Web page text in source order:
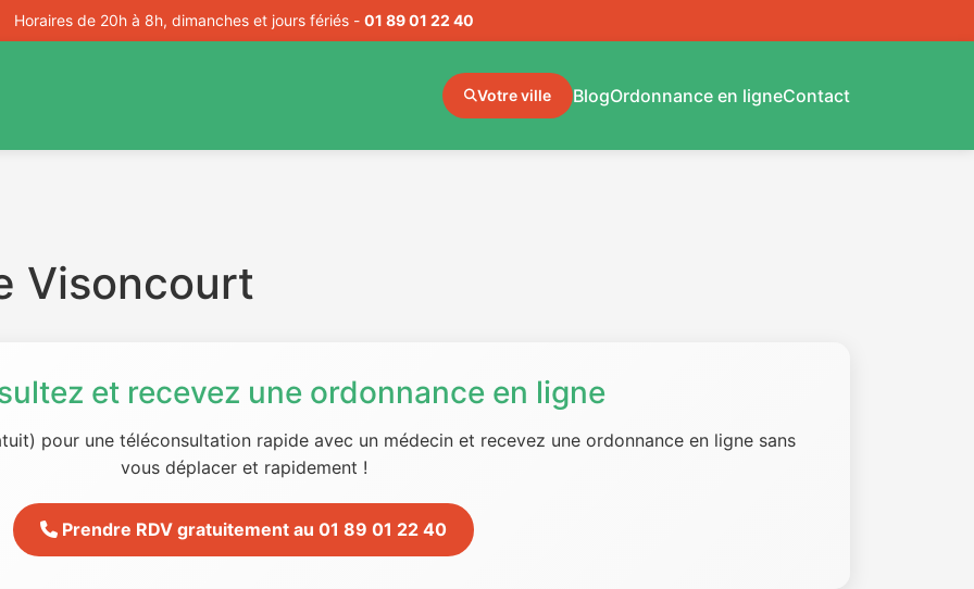
Horaires de 20h à 8h, dimanches et jours fériés - 01 89 01 22 40
Votre ville BlogOrdonnance en ligneContact
Visoncourt
et recevez une ordonnance en ligne
pour une téléconsultation rapide avec un médecin et recevez une ordonnance en ligne sans
vous déplacer et rapidement !
Prendre RDV gratuitement au 01 89 01 22 40